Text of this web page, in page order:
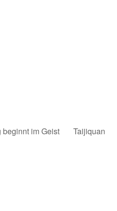
im Geist Taijiquan